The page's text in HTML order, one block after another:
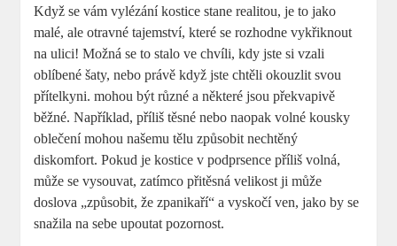
Když se vám vylézání kostice stane realitou, je to jako
malé, ale otravné tajemství, které se rozhodne vykřiknout
na ulici! Možná se to stalo ve chvíli, kdy jste si vzali
oblíbené šaty, nebo právě když jste chtěli okouzlit svou
přítelkyni.mohou být různé a některé jsou překvapivě
běžné. Například, příliš těsné nebo naopak volné kousky
oblečení mohou našemu tělu způsobit nechtěný
diskomfort. Pokud je kostice v podprsence příliš volná,
může se vysouvat, zatímco přitěsná velikost ji může
doslova „způsobit, že zpanikaří“ a vyskočí ven, jako by se
snažila na sebe upoutat pozornost.